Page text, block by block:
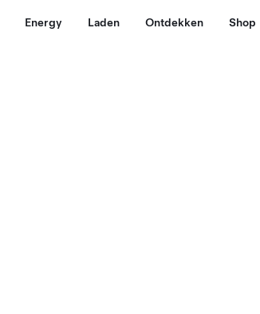
Energy Laden Ontdekken Shop